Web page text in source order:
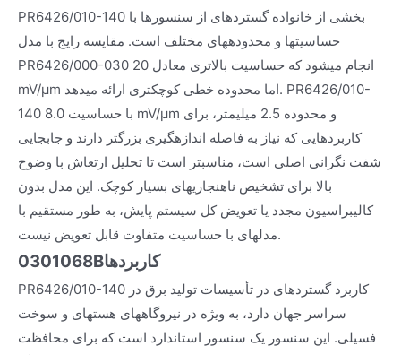
PR6426/010-140 بخشی از خانواده گستردهای از سنسورها با
حساسیتها و محدودههای مختلف است. مقایسه رایج با مدل
PR6426/000-030 انجام میشود که حساسیت بالاتری معادل 20
mV/µm اما محدوده خطی کوچکتری ارائه میدهد. PR6426/010-
140 با حساسیت 8.0 mV/µm و محدوده 2.5 میلیمتر، برای
کاربردهایی که نیاز به فاصله اندازهگیری بزرگتر دارند و جابجایی
شفت نگرانی اصلی است، مناسبتر است تا تحلیل ارتعاش با وضوح
بالا برای تشخیص ناهنجاریهای بسیار کوچک. این مدل بدون
کالیبراسیون مجدد یا تعویض کل سیستم پایش، به طور مستقیم با
مدلهای با حساسیت متفاوت قابل تعویض نیست.
0301068Bکاربردها
PR6426/010-140 کاربرد گستردهای در تأسیسات تولید برق در
سراسر جهان دارد، به ویژه در نیروگاههای هستهای و سوخت
فسیلی. این سنسور یک سنسور استاندارد است که برای محافظت